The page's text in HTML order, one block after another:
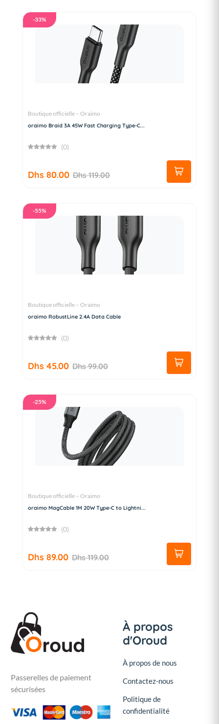
-33%
Boutique officielle – Oraimo
oraimo Braid 3A 45W Fast Charging Type-C...
(0)
Dhs 80.00 Dhs 119.00
-55%
Boutique officielle – Oraimo
oraimo RobustLine 2.4A Data Cable
(0)
Dhs 45.00 Dhs 99.00
-25%
Boutique officielle – Oraimo
oraimo MagCable 1M 20W Type-C to Lightni...
(0)
Dhs 89.00 Dhs 119.00
Passerelles de paiement
sécurisées
À propos
d'Oroud
À propos de nous
Contactez-nous
Politique de
confidentialité